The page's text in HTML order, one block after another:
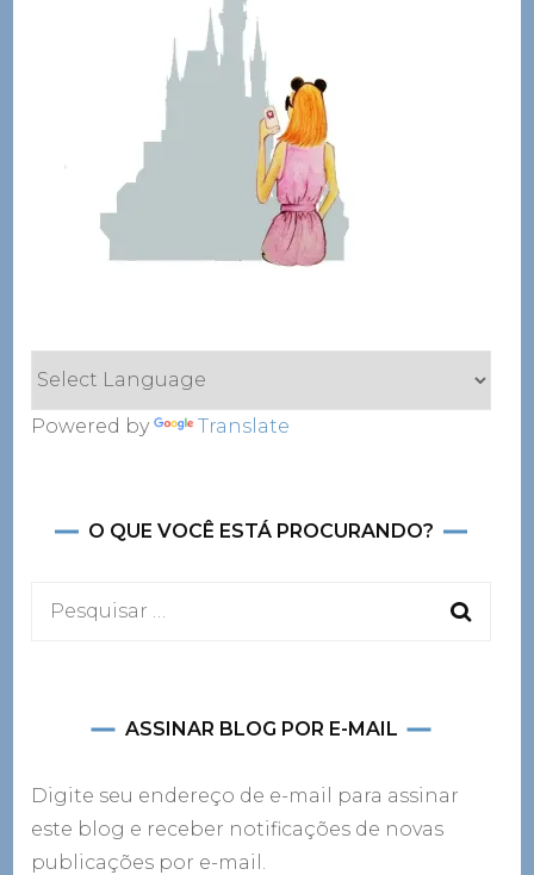
Powered by Translate
O QUE VOCÊ ESTÁ PROCURANDO?
Pesquisar
ASSINAR BLOG POR E-MAIL
Digite seu endereço de e-mail para assinar
este blog e receber notificações de novas
publicações por e-mail.